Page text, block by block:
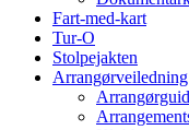
Fart-med-kart
Tur-O
Stolpejakten
Arrangørveiledning